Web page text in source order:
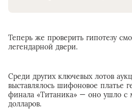
Теперь же проверить гипотезу
легендарной двери.
Среди других ключевых лотов
выставлялось шифоновое платье
финала «Титаника» — оно ушло с
долларов.